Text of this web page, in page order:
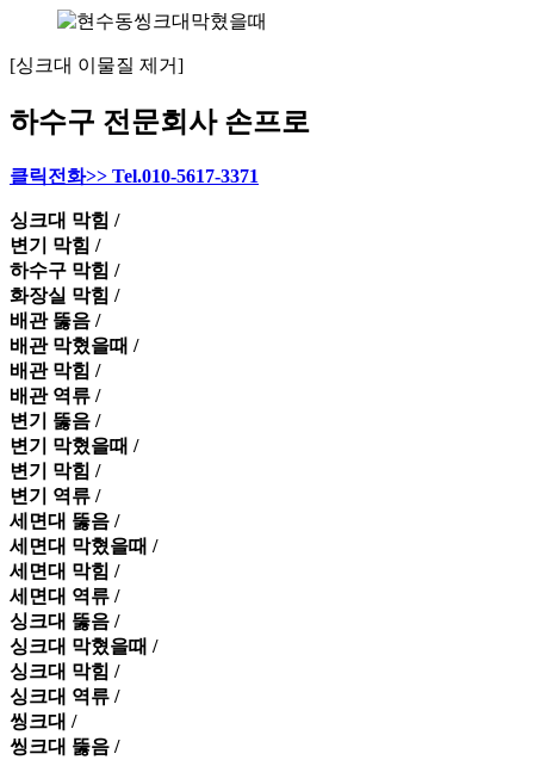
[싱크대 이물질 제거]
하수구 전문회사 손프로
클릭전화>> Tel.010-5617-3371
싱크대 막힘 /
변기 막힘 /
하수구 막힘 /
화장실 막힘 /
배관 뚫음 /
배관 막혔을때 /
배관 막힘 /
배관 역류 /
변기 뚫음 /
변기 막혔을때 /
변기 막힘 /
변기 역류 /
세면대 뚫음 /
세면대 막혔을때 /
세면대 막힘 /
세면대 역류 /
싱크대 뚫음 /
싱크대 막혔을때 /
싱크대 막힘 /
싱크대 역류 /
씽크대 /
씽크대 뚫음 /